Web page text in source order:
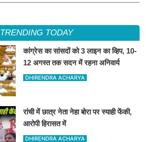
TRENDING TODAY
कांग्रेस का सांसदों को 3 लाइन का व्हिप, 10-
12 अगस्त तक सदन में रहना अनिवार्य
DHIRENDRA ACHARYA
रांची में छात्र नेता नेहा बोरा पर स्याही फेंकी,
आरोपी हिरासत में
DHIRENDRA ACHARYA